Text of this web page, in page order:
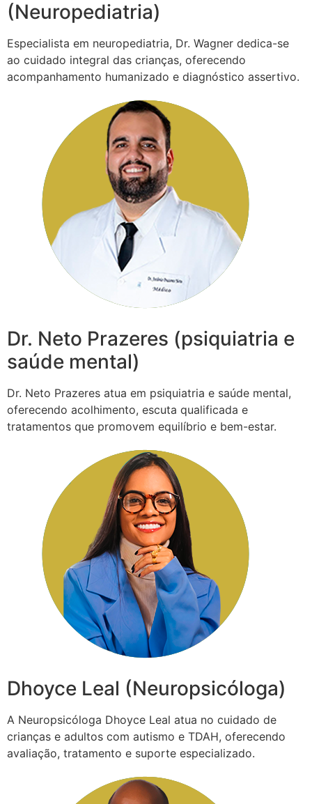
(Neuropediatria)
Especialista em neuropediatria, Dr. Wagner dedica-se
ao cuidado integral das crianças, oferecendo
acompanhamento humanizado e diagnóstico assertivo.
Dr. Neto Prazeres (psiquiatria e
saúde mental)
Dr. Neto Prazeres atua em psiquiatria e saúde mental,
oferecendo acolhimento, escuta qualificada e
tratamentos que promovem equilíbrio e bem-estar.
Dhoyce Leal (Neuropsicóloga)
A Neuropsicóloga Dhoyce Leal atua no cuidado de
crianças e adultos com autismo e TDAH, oferecendo
avaliação, tratamento e suporte especializado.